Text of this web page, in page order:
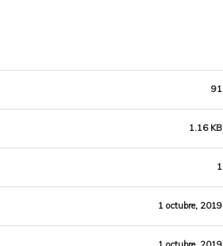
91
1.16 KB
1
1 octubre, 2019